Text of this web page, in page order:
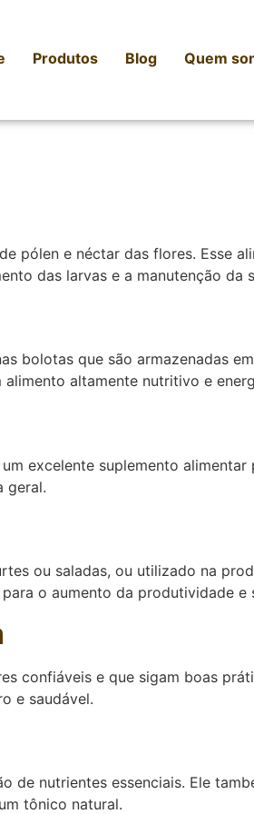
Produtos Blog Quem
pólen e néctar das flores. Esse
das larvas e a manutenção da
bolotas que são armazenadas
altamente nutritivo e
excelente suplemento alimentar
geral.
ou saladas, ou utilizado na
o aumento da produtividade e
confiáveis e que sigam boas
e saudável.
de nutrientes essenciais. Ele
tônico natural.